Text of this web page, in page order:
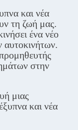
και νέα
τη ζωή μας.
ένα νέο
στην
μιας
και νέα